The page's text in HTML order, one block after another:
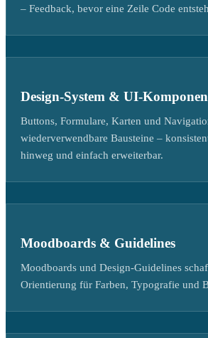
– Feedback, bevor eine Zeile Code
Design-System & UI-
Buttons, Formulare, Karten und
wiederverwendbare Bausteine –
hinweg und einfach erweiterbar.
Moodboards & Guidelines
Moodboards und Design-Guidelines
Orientierung für Farben, Typografie und